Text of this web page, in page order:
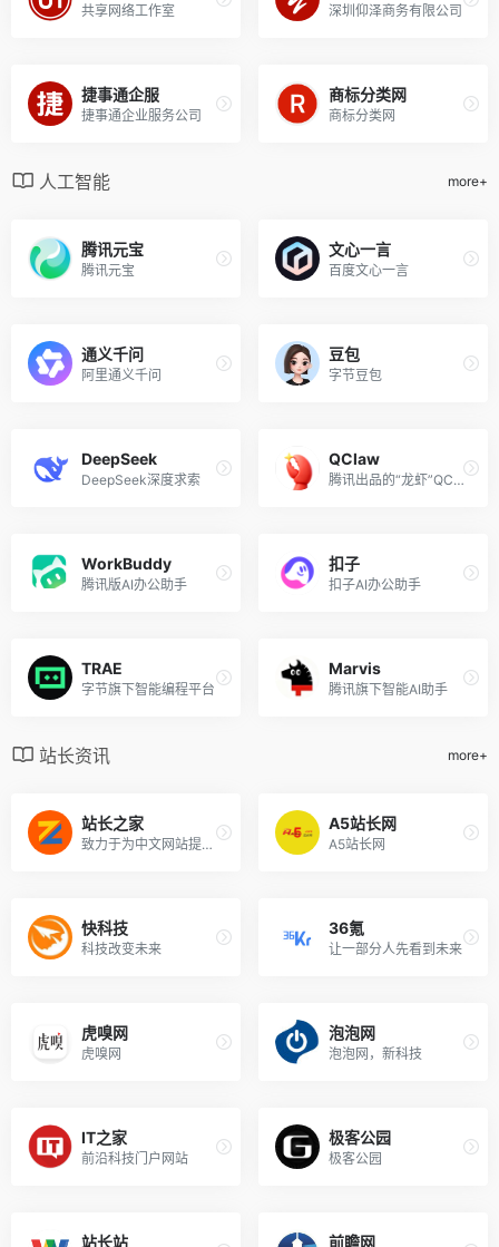
共享网络工作室 深圳仰泽商务有限公司
捷事通企服
捷事通企业服务公司
商标分类网
商标分类网
人工智能 more+
腾讯元宝
腾讯元宝
文心一言
百度文心一言
通义千问
阿里通义千问
豆包
字节豆包
DeepSeek
DeepSeek深度求索
QClaw
腾讯出品的“龙虾”QClaw
WorkBuddy
腾讯版AI办公助手
扣子
扣子AI办公助手
TRAE
字节旗下智能编程平台
Marvis
腾讯旗下智能AI助手
站长资讯 more+
站长之家
致力于为中文网站提供动力
A5站长网
A5站长网
快科技
科技改变未来
36氪
让一部分人先看到未来
虎嗅网
虎嗅网
泡泡网
泡泡网，新科技
IT之家
前沿科技门户网站
极客公园
极客公园
站长站 前瞻网